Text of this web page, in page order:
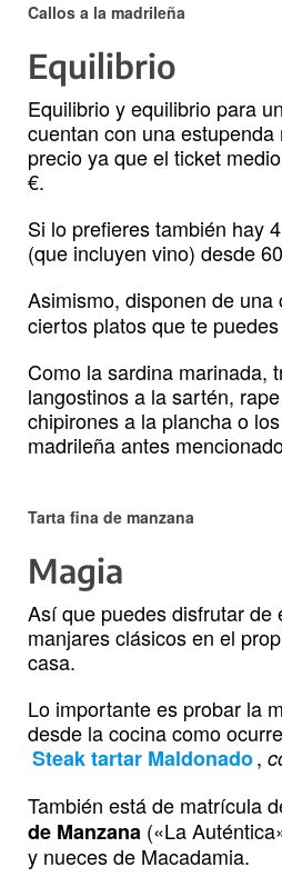
Callos a la madrileña
Equilibrio
Equilibrio y equilibrio para
cuentan con una
precio ya que el ticket
€.
Si lo prefieres también hay
(que incluyen vino) desde
Asimismo, disponen de una
ciertos platos que te
Como la sardina marinada,
langostinos a la sartén,
chipirones a la plancha o
madrileña antes
Tarta fina de manzana
Magia
Así que puedes disfrutar de
manjares clásicos en el
casa.
Lo importante es probar la
desde la cocina como
Steak tartar Maldonado,
También está de matrícula
de Manzana («La
y nueces de Macadamia.